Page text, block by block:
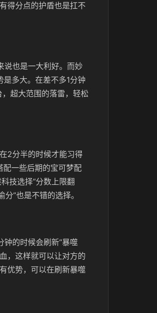
得分点的护盾也是扛不
说也是一大利好。而妙
多大。在差不多1分钟
超大范围的落雷，轻松
2分半的时候才能习得
配一些后期的宝可梦配
技选择“分数上限翻
”也是不错的选择。
的时候会刷新“暴噬
，这样就可以让对方的
优势，可以在刷新暴噬